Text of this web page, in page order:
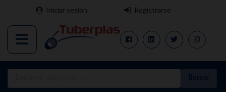
Iniciar sesión Registrarse